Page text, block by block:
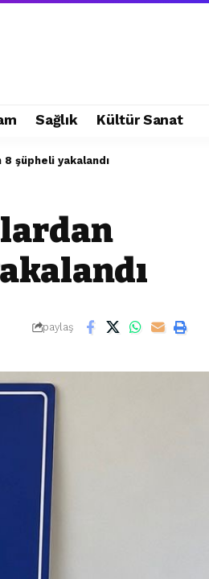
Sağlık Kültür Sanat
8 şüpheli yakalandı
paylaş